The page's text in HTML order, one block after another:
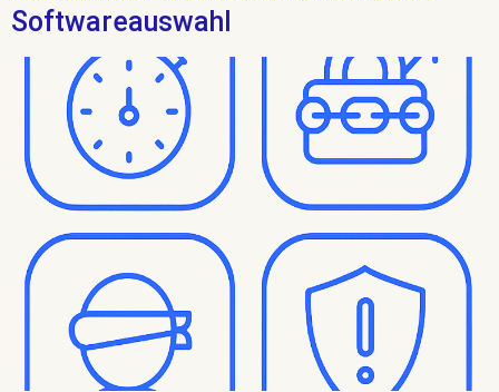
Softwareauswahl